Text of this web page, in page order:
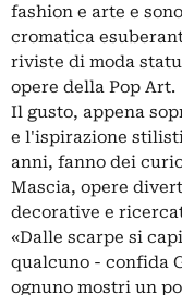
fashion e arte e
cromatica
riviste di moda
opere della Pop Art.
Il gusto, appena
e l'ispirazione
anni, fanno dei
Mascia, opere
decorative e
«Dalle scarpe si
qualcuno - confida
ognuno mostri un